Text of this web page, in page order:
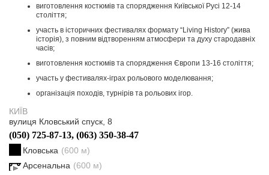
виготовлення костюмів та спорядження Київської Русі 12-14
століття;
участь в історичних фестивалях формату “Living History” (жива
історія), з повним відтворенням атмосфери та духу стародавніх
часів;
виготовлення костюмів та спорядження Європи 13-16 століття;
участь у фестивалях-іграх рольового моделювання;
організація походів, турнірів та рольових ігор.
КИЇВ
вулиця Кловський спуск, 8
(050) 725-87-13, (063) 350-38-47
Кловська (600 м)
Арсенальна (600 м)